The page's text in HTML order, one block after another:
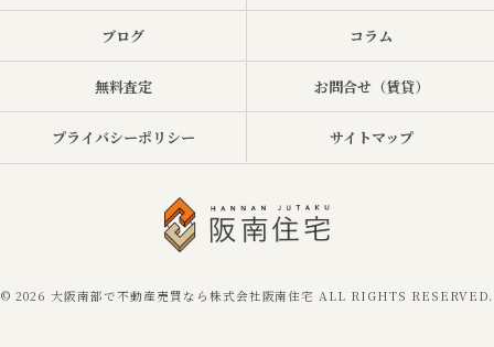
ブログ コラム
無料査定 お問合せ（賃貸）
プライバシーポリシー サイトマップ
© 2026 大阪南部で不動産売買なら株式会社阪南住宅 ALL RIGHTS RESERVED.